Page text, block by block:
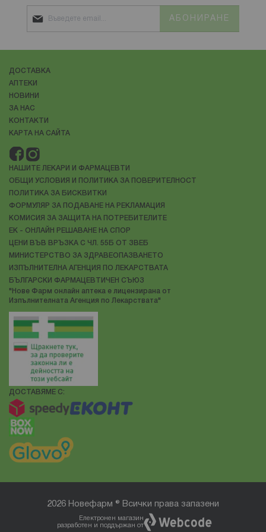
причини.
обсъдят своите симптоми с лекар, за да получат
подходящо лечение.
АБОНИРАНЕ
ДОСТАВКА
АПТЕКИ
НОВИНИ
ЗА НАС
КОНТАКТИ
КАРТА НА САЙТА
НАШИТЕ ЛЕКАРИ И ФАРМАЦЕВТИ
ОБЩИ УСЛОВИЯ И ПОЛИТИКА ЗА ПОВЕРИТЕЛНОСТ
ПОЛИТИКА ЗА БИСКВИТКИ
ФОРМУЛЯР ЗА ПОДАВАНЕ НА РЕКЛАМАЦИЯ
КОМИСИЯ ЗА ЗАЩИТА НА ПОТРЕБИТЕЛИТЕ
ЕК - ОНЛАЙН РЕШАВАНЕ НА СПОР
ЦЕНИ ВЪВ ВРЪЗКА С ЧЛ. 55Б ОТ ЗВЕБ
МИНИСТЕРСТВО ЗА ЗДРАВЕОПАЗВАНЕТО
ИЗПЪЛНИТЕЛНА АГЕНЦИЯ ПО ЛЕКАРСТВАТА
БЪЛГАРСКИ ФАРМАЦЕВТИЧЕН СЪЮЗ
"Нове Фарм онлайн аптека е лицензирана от
Изпълнителната Агенция по Лекарствата"
ДОСТАВЯМЕ С:
2026 Новефарм ® Всички права запазени
Електронен магазин
разработен и поддържан от